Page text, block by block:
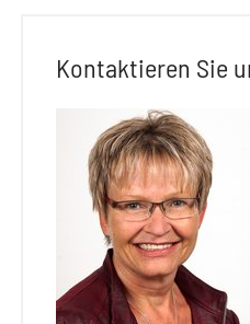
Kontaktieren Sie